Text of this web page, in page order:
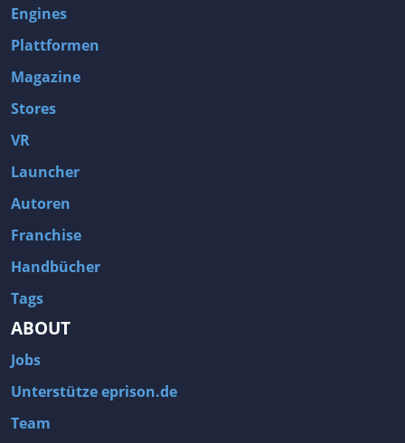
Engines
Plattformen
Magazine
Stores
VR
Launcher
Autoren
Franchise
Handbücher
Tags
ABOUT
Jobs
Unterstütze eprison.de
Team